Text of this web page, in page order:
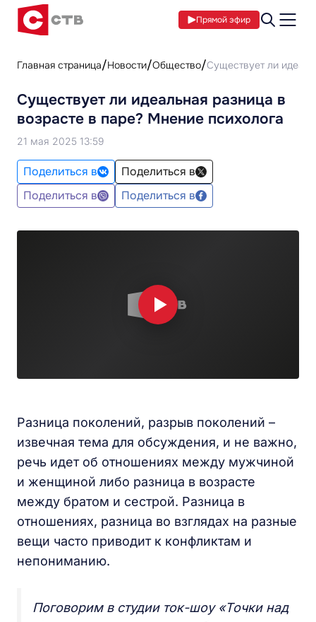
Прямой эфир
Главная страница Новости Общество Существует ли
Существует ли идеальная разница в
возрасте в паре? Мнение психолога
21 мая 2025 13:59
Поделиться в
Поделиться в
Поделиться в
Поделиться в
Разница поколений, разрыв поколений –
извечная тема для обсуждения, и не важно,
речь идет об отношениях между мужчиной
и женщиной либо разница в возрасте
между братом и сестрой. Разница в
отношениях, разница во взглядах на разные
вещи часто приводит к конфликтам и
непониманию.
Поговорим в студии ток-шоу «Точки над